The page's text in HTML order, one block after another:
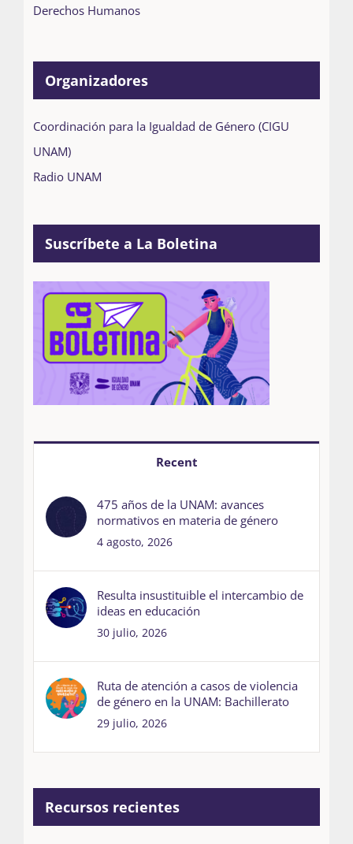
Derechos Humanos
Organizadores
Coordinación para la Igualdad de Género (CIGU
UNAM)
Radio UNAM
Suscríbete a La Boletina
Recent
475 años de la UNAM: avances
normativos en materia de género
4 agosto, 2026
Resulta insustituible el intercambio de
ideas en educación
30 julio, 2026
Ruta de atención a casos de violencia
de género en la UNAM: Bachillerato
29 julio, 2026
Recursos recientes